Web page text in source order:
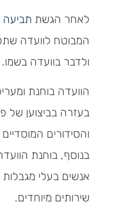
לאחר הגשת תביעה
המבוטח לוועדה
ולדבר בוועדה בשמו.
והסידורים
בנוסף, בוחנת
אנשים בעלי
שירותים מיוחדים.